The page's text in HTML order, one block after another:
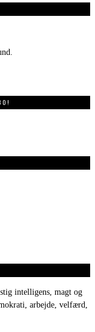
intelligens, magt og
arbejde, velfærd,